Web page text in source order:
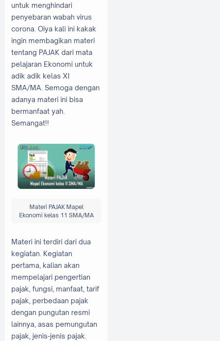
untuk menghindari
penyebaran wabah virus
corona. Oiya kali ini kakak
ingin membagikan materi
tentang PAJAK dari mata
pelajaran Ekonomi untuk
adik adik kelas XI
SMA/MA. Semoga dengan
adanya materi ini bisa
bermanfaat yah.
Semangat!!
Materi PAJAK Mapel
Ekonomi kelas 11 SMA/MA
Materi ini terdiri dari dua
kegiatan. Kegiatan
pertama, kalian akan
mempelajari pengertian
pajak, fungsi, manfaat, tarif
pajak, perbedaan pajak
dengan pungutan resmi
lainnya, asas pemungutan
pajak, jenis-jenis pajak.